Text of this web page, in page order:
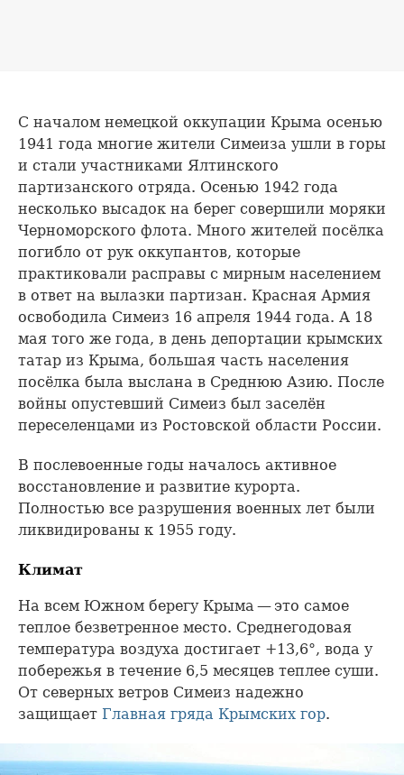
С началом немецкой оккупации Крыма осенью
1941 года многие жители Симеиза ушли в горы
и стали участниками Ялтинского
партизанского отряда. Осенью 1942 года
несколько высадок на берег совершили моряки
Черноморского флота. Много жителей посёлка
погибло от рук оккупантов, которые
практиковали расправы с мирным населением
в ответ на вылазки партизан. Красная Армия
освободила Симеиз 16 апреля 1944 года. А 18
мая того же года, в день депортации крымских
татар из Крыма, большая часть населения
посёлка была выслана в Среднюю Азию. После
войны опустевший Симеиз был заселён
переселенцами из Ростовской области России.
В послевоенные годы началось активное
восстановление и развитие курорта.
Полностью все разрушения военных лет были
ликвидированы к 1955 году.
Климат
На всем Южном берегу Крыма — это самое
теплое безветренное место. Среднегодовая
температура воздуха достигает +13,6°, вода у
побережья в течение 6,5 месяцев теплее суши.
От северных ветров Симеиз надежно
защищает Главная гряда Крымских гор.